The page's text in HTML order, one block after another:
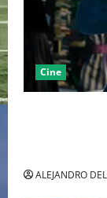
Cine
ALEJANDRO